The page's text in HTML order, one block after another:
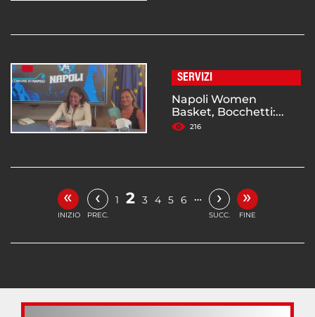
SERVIZI
Napoli Women
Basket, Bocchetti:...
216
«
INIZIO
‹
PREC.
1 2 3 4 5 6 … ›
SUCC.
»
FINE